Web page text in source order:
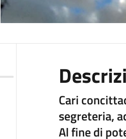
Cari
segreteria,
Al fine di